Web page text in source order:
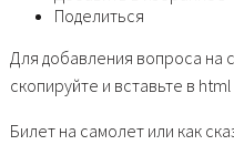
Поделиться
Для добавления вопроса на
скопируйте и вставьте в html
Билет на самолет или как